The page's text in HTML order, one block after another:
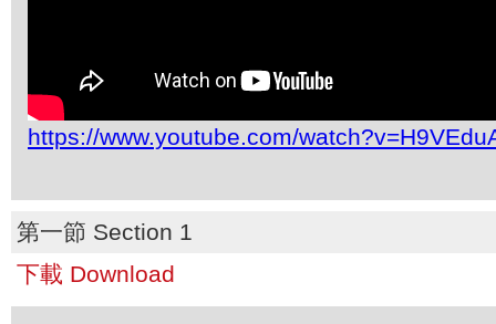
https://www.youtube.com/
第一節 Section 1
下載 Download